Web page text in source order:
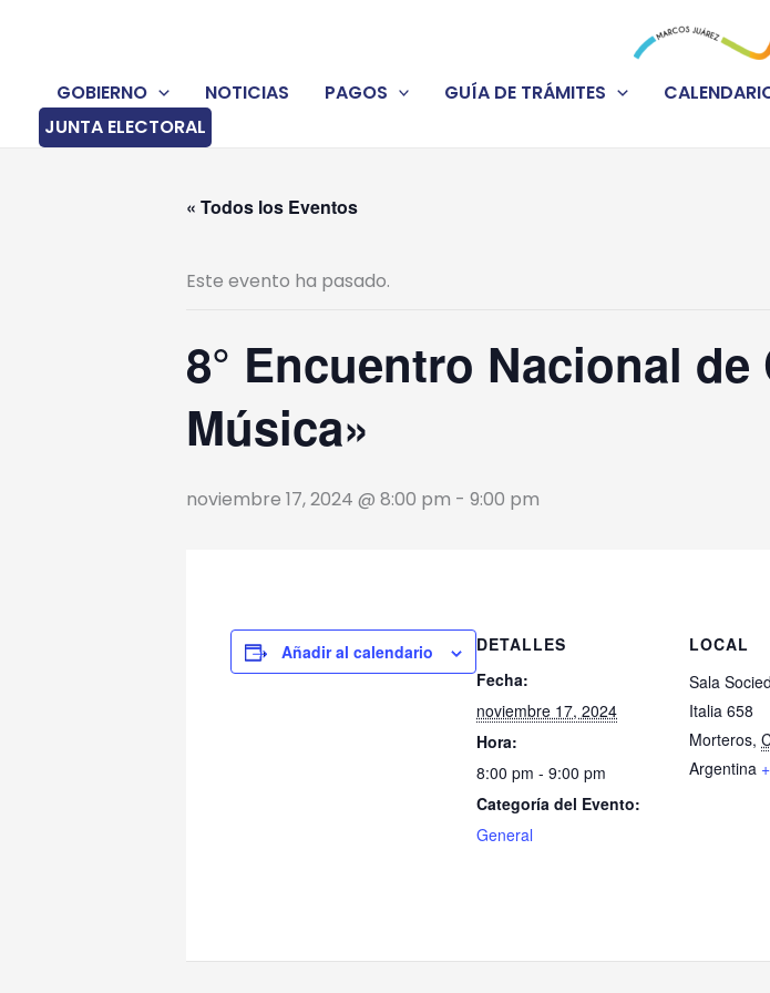
GOBIERNO
NOTICIAS PAGOS GUÍA DE TRÁMITES
JUNTA ELECTORAL
« Todos los Eventos
Este evento ha pasado.
8° Encuentro Nacional
Música»
noviembre 17, 2024 @ 8:00 pm - 9:00 pm
Añadir al calendario
DETALLES
Fecha:
noviembre 17, 2024
Hora:
8:00 pm - 9:00 pm
Categoría del Evento:
General
LOCAL
Sala
Italia 658
Morteros,
Argentina